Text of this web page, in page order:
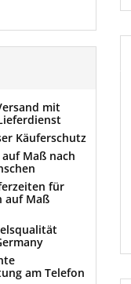
mit
Käuferschutz
Maß nach
für
auf Maß
am Telefon